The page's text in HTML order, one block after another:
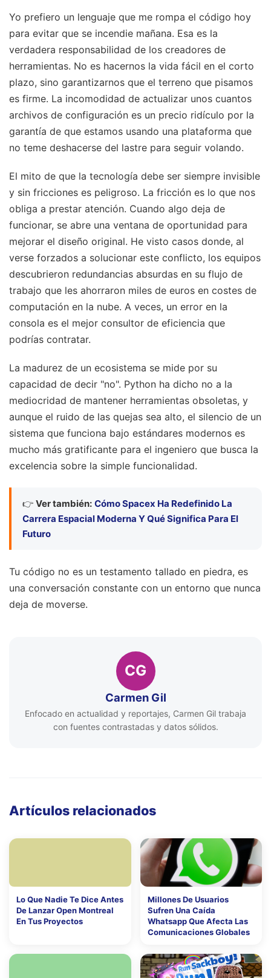
Yo prefiero un lenguaje que me rompa el código hoy
para evitar que se incendie mañana. Esa es la
verdadera responsabilidad de los creadores de
herramientas. No es hacernos la vida fácil en el corto
plazo, sino garantizarnos que el terreno que pisamos
es firme. La incomodidad de actualizar unos cuantos
archivos de configuración es un precio ridículo por la
garantía de que estamos usando una plataforma que
no teme deshacerse del lastre para seguir volando.
El mito de que la tecnología debe ser siempre invisible
y sin fricciones es peligroso. La fricción es lo que nos
obliga a prestar atención. Cuando algo deja de
funcionar, se abre una ventana de oportunidad para
mejorar el diseño original. He visto casos donde, al
verse forzados a solucionar este conflicto, los equipos
descubrieron redundancias absurdas en su flujo de
trabajo que les ahorraron miles de euros en costes de
computación en la nube. A veces, un error en la
consola es el mejor consultor de eficiencia que
podrías contratar.
La madurez de un ecosistema se mide por su
capacidad de decir "no". Python ha dicho no a la
mediocridad de mantener herramientas obsoletas, y
aunque el ruido de las quejas sea alto, el silencio de un
sistema que funciona bajo estándares modernos es
mucho más gratificante para el ingeniero que busca la
excelencia sobre la simple funcionalidad.
👉 Ver también: Cómo Spacex Ha Redefinido La
Carrera Espacial Moderna Y Qué Significa Para El
Futuro
Tu código no es un testamento tallado en piedra, es
una conversación constante con un entorno que nunca
deja de moverse.
CG
Carmen Gil
Enfocado en actualidad y reportajes, Carmen Gil trabaja
con fuentes contrastadas y datos sólidos.
Artículos relacionados
Lo Que Nadie Te Dice Antes
De Lanzar Open Montreal
En Tus Proyectos
Millones De Usuarios
Sufren Una Caída
Whatsapp Que Afecta Las
Comunicaciones Globales